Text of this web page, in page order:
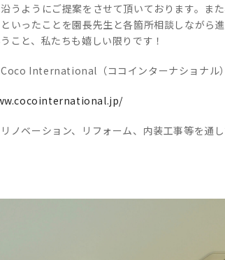
うようにご提案をさせて頂いております。ま
いったことを園長先生と各箇所相談しながら
こと、私たちも嬉しい限りです！
International（ココインターナショナル
ノベーション、リフォーム、内装工事等を通